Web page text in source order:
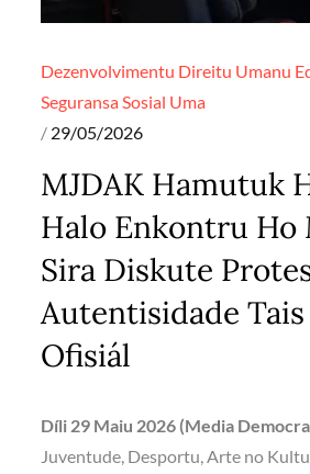
Dezenvolvimentu Direitu Umanu
SeguransaSosial Uma
Posted
29/05/2026
MJDAK Hamutuk
Halo Enkontru Ho
Sira Diskute
Autentisidade Tais
Ofisiál
Díli 29 Maiu 2026 (Media
Juventude, Desportu, Arte no